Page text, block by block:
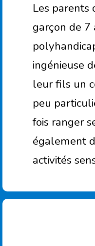
Les parents
garçon de 7
ingénieuse
leur fils un
peu
fois ranger
également
activités